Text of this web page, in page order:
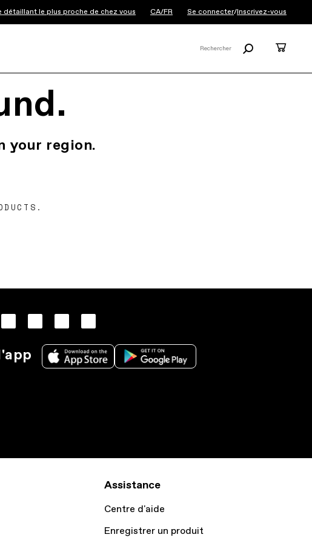
détaillant le plus proche de chez vous CA/FR Se connecter/Inscrivez-vous
Rechercher
your region.
Assistance
Centre d'aide
Enregistrer un produit